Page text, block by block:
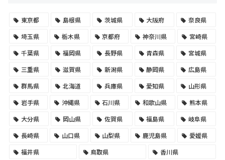
東京都 島根県 茨城県 大阪府
奈良県
埼玉県
栃木県 京都府 神奈川県
宮崎県
千葉県
福岡県 長野県 青森県
宮城県
三重県
滋賀県 新潟県 静岡県
広島県
群馬県
北海道 兵庫県 愛知県
山形県
岩手県
沖縄県 石川県 和歌山県
熊本県
大分県
岡山県 佐賀県 福島県
岐阜県
長崎県
山口県 山梨県 鹿児島県
愛媛県
福井県
鳥取県 香川県